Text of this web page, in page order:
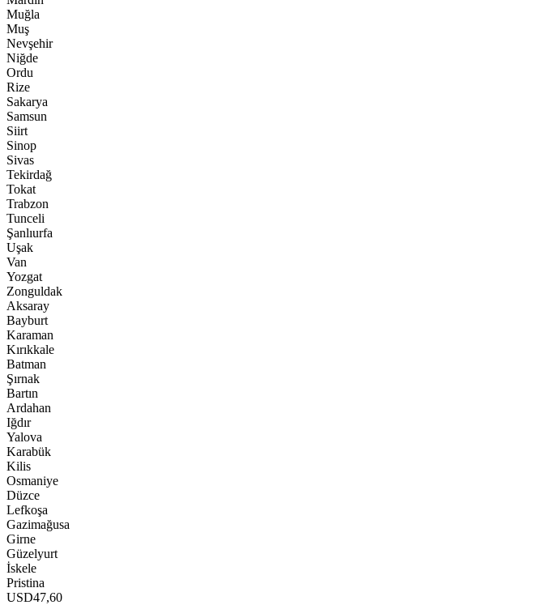
Muğla
Muş
Nevşehir
Niğde
Ordu
Rize
Sakarya
Samsun
Siirt
Sinop
Sivas
Tekirdağ
Tokat
Trabzon
Tunceli
Şanlıurfa
Uşak
Van
Yozgat
Zonguldak
Aksaray
Bayburt
Karaman
Kırıkkale
Batman
Şırnak
Bartın
Ardahan
Iğdır
Yalova
Karabük
Kilis
Osmaniye
Düzce
Lefkoşa
Gazimağusa
Girne
Güzelyurt
İskele
Pristina
USD47,60